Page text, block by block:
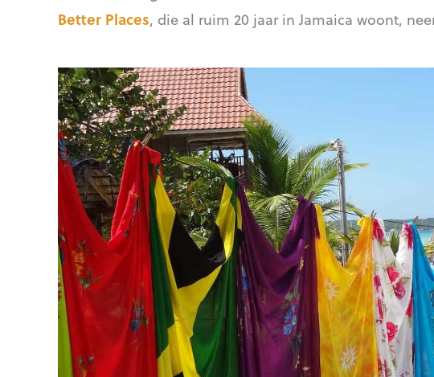
Better Places, die al ruim 20 jaar in Jamaica woont,